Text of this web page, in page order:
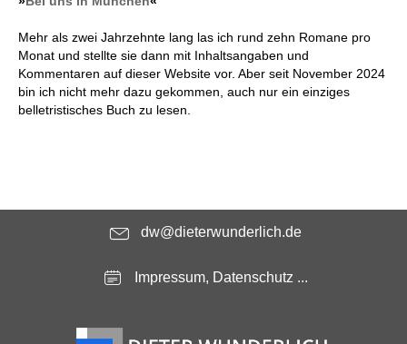
Mehr als zwei Jahrzehnte lang las ich rund zehn Romane pro
Monat und stellte sie dann mit Inhaltsangaben und
Kommentaren auf dieser Website vor. Aber seit November 2024
bin ich nicht mehr dazu gekommen, auch nur ein einziges
belletristisches Buch zu lesen.
dw@dieterwunderlich.de
Impressum, Datenschutz ...